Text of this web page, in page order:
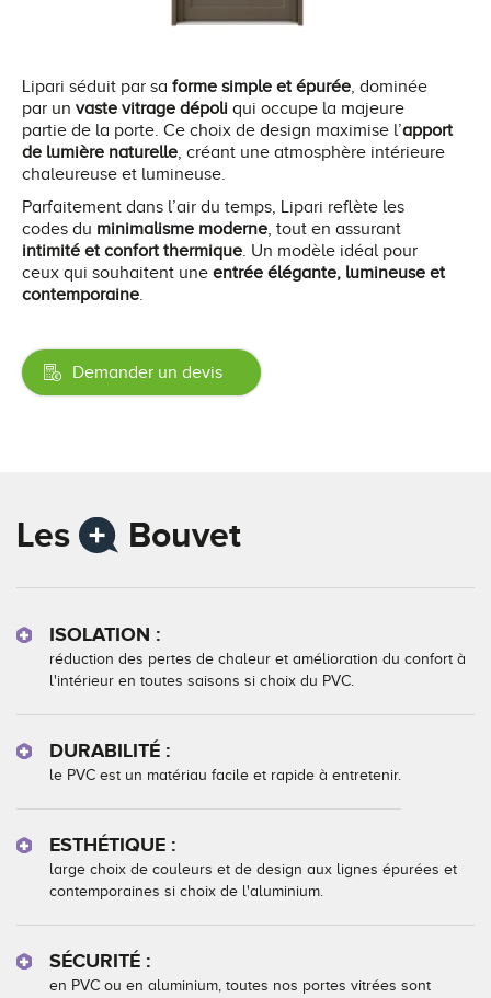
Lipari séduit par sa forme simple et épurée, dominée
par un vaste vitrage dépoli qui occupe la majeure
partie de la porte. Ce choix de design maximise l’apport
de lumière naturelle, créant une atmosphère intérieure
chaleureuse et lumineuse.
Parfaitement dans l’air du temps, Lipari reflète les
codes du minimalisme moderne, tout en assurant
intimité et confort thermique. Un modèle idéal pour
ceux qui souhaitent une entrée élégante, lumineuse et
contemporaine.
Demander un devis
Les Bouvet
ISOLATION :
réduction des pertes de chaleur et amélioration du confort à
l'intérieur en toutes saisons si choix du PVC.
DURABILITÉ :
le PVC est un matériau facile et rapide à entretenir.
ESTHÉTIQUE :
large choix de couleurs et de design aux lignes épurées et
contemporaines si choix de l'aluminium.
SÉCURITÉ :
en PVC ou en aluminium, toutes nos portes vitrées sont